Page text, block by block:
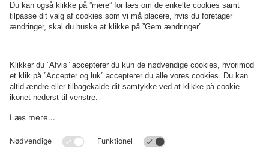
Erhverv
Betingelser og politikker